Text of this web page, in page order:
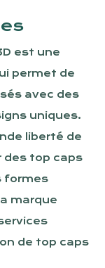
est une
permet de
avec des
uniques.
liberté de
des top caps
formes
marque
de top caps